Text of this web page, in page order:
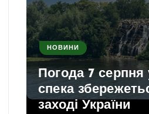
НОВИНИ
Погода 7 серпня
спека
заході України